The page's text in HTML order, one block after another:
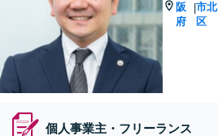
阪
府
|市北
区
個人事業主・フリーランス